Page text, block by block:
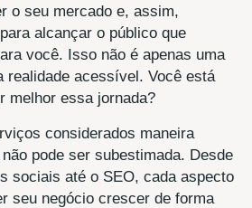
o seu mercado e, assim,
alcançar o público que
você. Isso não é apenas uma
realidade acessível. Você está
melhor essa jornada?
considerados maneira
pode ser subestimada. Desde
sociais até o SEO, cada aspecto
seu negócio crescer de forma